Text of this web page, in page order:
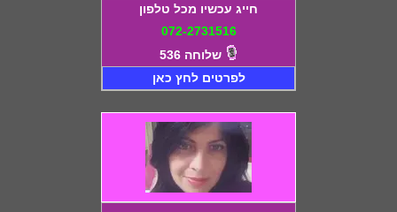
חייג עכשיו מכל טלפון
072-2731516
שלוחה 536
לפרטים לחץ כאן